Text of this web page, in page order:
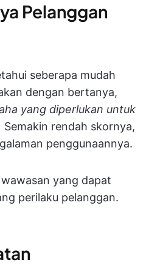
Pelanggan
seberapa mudah
dengan bertanya,
yang diperlukan untuk
Semakin rendah skornya,
penggunaannya.
yang dapat
perilaku pelanggan.